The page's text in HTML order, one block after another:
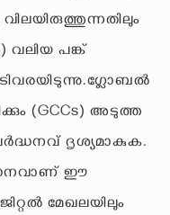
വലിയ പങ്ക്
(GCCs) അടുത്ത
ദൃശ്യമാകുക.
ഈ
മേഖലയിലും